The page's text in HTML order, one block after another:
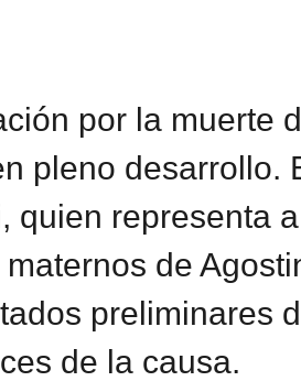
por la muerte
pleno desarrollo.
quien representa
de
preliminares
de la causa.